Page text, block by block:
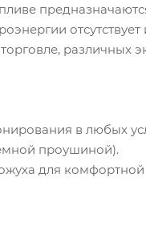
различных
в любых
проушиной).
для